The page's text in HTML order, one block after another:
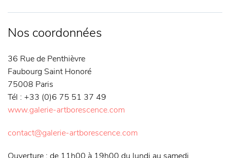
Nos coordonnées
36 Rue de Penthièvre
Faubourg Saint Honoré
75008 Paris
Tél : +33 (0)6 75 51 37 49
www.galerie-artborescence.com
contact@galerie-artborescence.com